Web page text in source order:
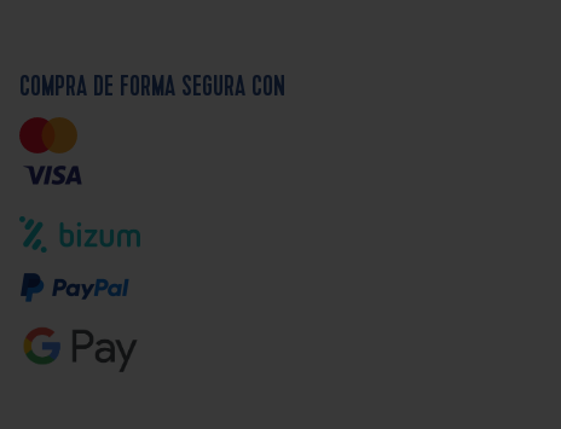
COMPRA DE FORMA SEGURA CON